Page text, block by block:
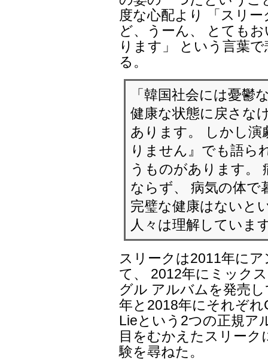
度な心配より 「スリ
ど、うーん、 とても
ります」 という言葉
る。
「韓国社会には憂鬱
健康な状態に戻さな
あります。 しかし演
りません』でも語ら
うものがあります。
ならず、 病気の体で
完璧な健康はないと
人々は理解していま
スリークは2011年に
て、 2012年にミック
グル アルバムを発売
年と2018年にそれぞれ
Lieという2つの正規ア
目をむかえたスリーク
験を尋ねた。